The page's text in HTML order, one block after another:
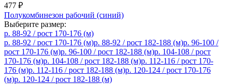
477 ₽
Полукомбинезон рабочий (синий)
Выберите размер:
р. 88-92 / рост 170-176 (м)
р. 88-92 / рост 170-176 (м)р. 88-92 / рост 182-188 (м)р. 96-100 /
рост 170-176 (м)р. 96-100 / рост 182-188 (м)р. 104-108 / рост
170-176 (м)р. 104-108 / рост 182-188 (м)р. 112-116 / рост 170-
176 (м)р. 112-116 / рост 182-188 (м)р. 120-124 / рост 170-176
(м)р. 120-124 / рост 182-188 (м)